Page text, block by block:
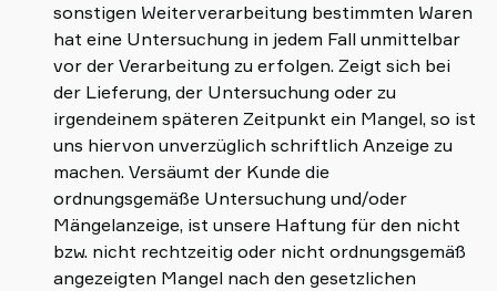
sonstigen Weiterverarbeitung bestimmten Waren
hat eine Untersuchung in jedem Fall unmittelbar
vor der Verarbeitung zu erfolgen. Zeigt sich bei
der Lieferung, der Untersuchung oder zu
irgendeinem späteren Zeitpunkt ein Mangel, so ist
uns hiervon unverzüglich schriftlich Anzeige zu
machen. Versäumt der Kunde die
ordnungsgemäße Untersuchung und/oder
Mängelanzeige, ist unsere Haftung für den nicht
bzw. nicht rechtzeitig oder nicht ordnungsgemäß
angezeigten Mangel nach den gesetzlichen